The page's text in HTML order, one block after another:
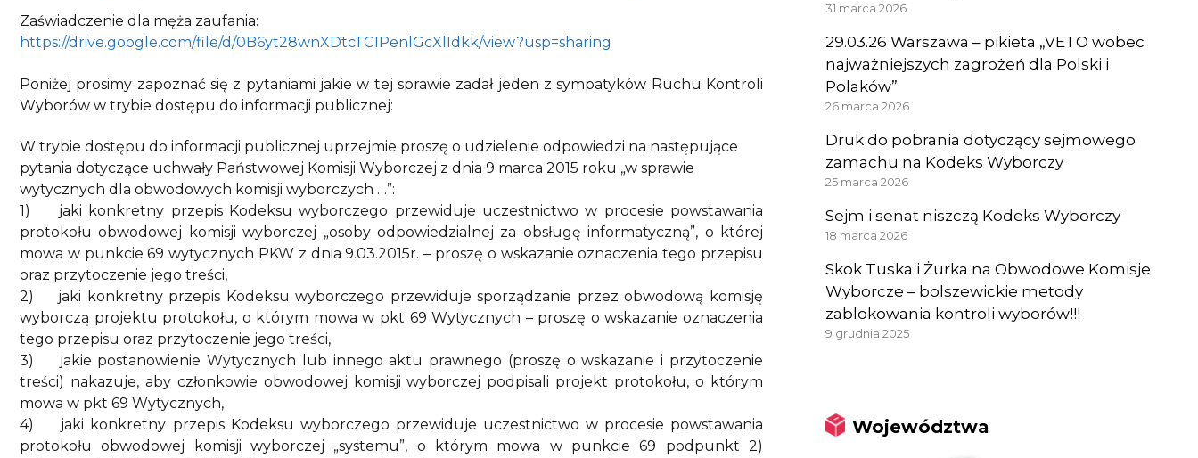
Zaświadczenie dla męża zaufania:
https://drive.google.com/file/d/0B6yt28wnXDtcTC1PenlGcXlIdkk/view?usp=sharing
Poniżej prosimy zapoznać się z pytaniami jakie w tej sprawie zadał jeden z sympatyków Ruchu Kontroli
Wyborów w trybie dostępu do informacji publicznej:
W trybie dostępu do informacji publicznej uprzejmie proszę o udzielenie odpowiedzi na następujące
pytania dotyczące uchwały Państwowej Komisji Wyborczej z dnia 9 marca 2015 roku „w sprawie
wytycznych dla obwodowych komisji wyborczych …”:
1)
jaki konkretny przepis Kodeksu wyborczego przewiduje uczestnictwo w procesie powstawania
protokołu obwodowej komisji wyborczej „osoby odpowiedzialnej za obsługę informatyczną”, o której
mowa w punkcie 69 wytycznych PKW z dnia 9.03.2015r. – proszę o wskazanie oznaczenia tego przepisu
oraz przytoczenie jego treści,
2)
jaki konkretny przepis Kodeksu wyborczego przewiduje sporządzanie przez obwodową komisję
wyborczą projektu protokołu, o którym mowa w pkt 69 Wytycznych – proszę o wskazanie oznaczenia
tego przepisu oraz przytoczenie jego treści,
3)
jakie postanowienie Wytycznych lub innego aktu prawnego (proszę o wskazanie i przytoczenie
treści) nakazuje, aby członkowie obwodowej komisji wyborczej podpisali projekt protokołu, o którym
mowa w pkt 69 Wytycznych,
4)
jaki konkretny przepis Kodeksu wyborczego przewiduje uczestnictwo w procesie powstawania
protokołu obwodowej komisji wyborczej „systemu”, o którym mowa w punkcie 69 podpunkt 2)
31 marca 2026
29.03.26 Warszawa – pikieta „VETO wobec
najważniejszych zagrożeń dla Polski i
Polaków”
26 marca 2026
Druk do pobrania dotyczący sejmowego
zamachu na Kodeks Wyborczy
25 marca 2026
Sejm i senat niszczą Kodeks Wyborczy
18 marca 2026
Skok Tuska i Żurka na Obwodowe Komisje
Wyborcze – bolszewickie metody
zablokowania kontroli wyborów!!!
9 grudnia 2025
Województwa